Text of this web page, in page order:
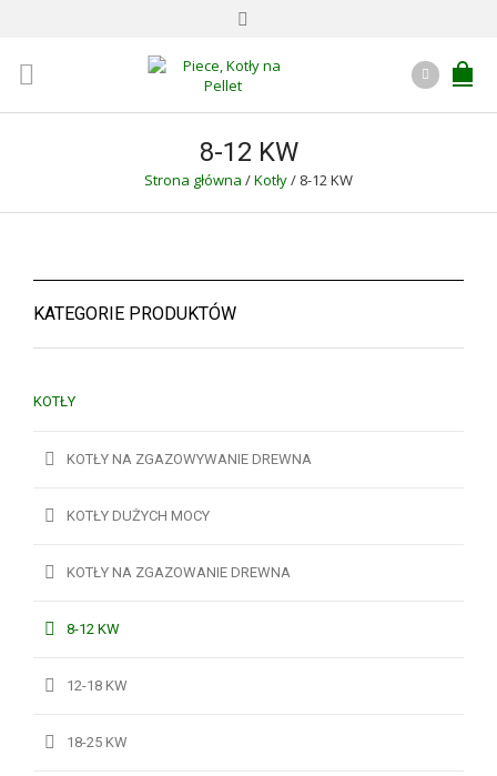
8-12 KW
Strona główna /Kotły/ 8-12 KW
KATEGORIE PRODUKTÓW
KOTŁY
KOTŁY NA ZGAZOWYWANIE DREWNA
KOTŁY DUŻYCH MOCY
KOTŁY NA ZGAZOWANIE DREWNA
8-12 KW
12-18 KW
18-25 KW